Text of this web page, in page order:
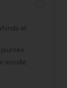
et
mouillé